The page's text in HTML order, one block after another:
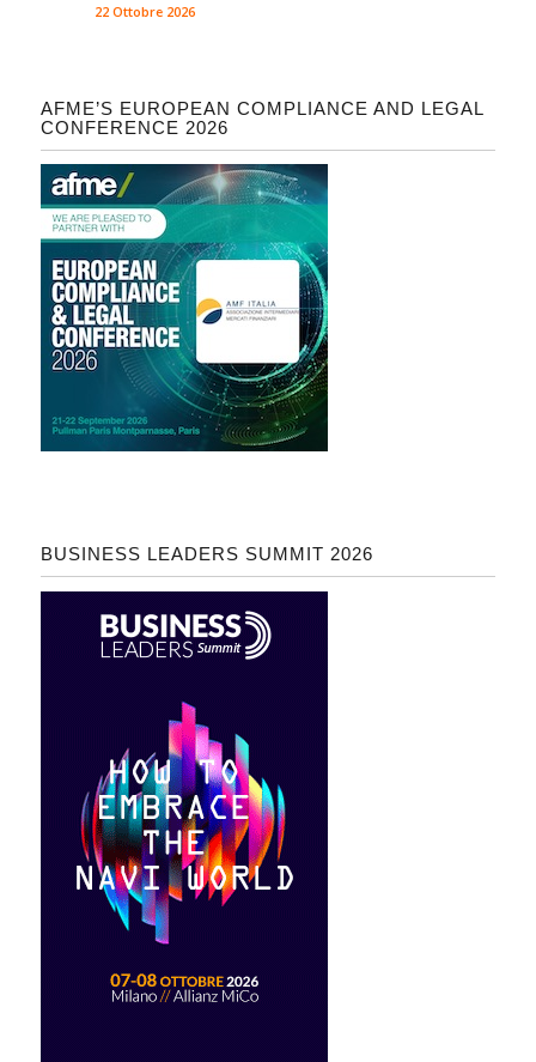
22 Ottobre 2026
AFME’S EUROPEAN COMPLIANCE AND LEGAL
CONFERENCE 2026
BUSINESS LEADERS SUMMIT 2026